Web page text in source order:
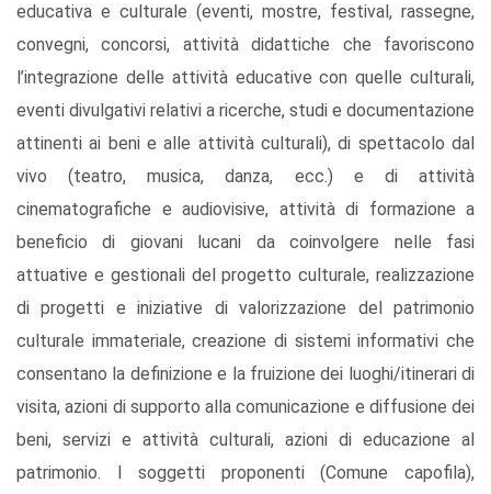
educativa e culturale (eventi, mostre, festival, rassegne,
convegni, concorsi, attività didattiche che favoriscono
l’integrazione delle attività educative con quelle culturali,
eventi divulgativi relativi a ricerche, studi e documentazione
attinenti ai beni e alle attività culturali), di spettacolo dal
vivo (teatro, musica, danza, ecc.) e di attività
cinematografiche e audiovisive, attività di formazione a
beneficio di giovani lucani da coinvolgere nelle fasi
attuative e gestionali del progetto culturale, realizzazione
di progetti e iniziative di valorizzazione del patrimonio
culturale immateriale, creazione di sistemi informativi che
consentano la definizione e la fruizione dei luoghi/itinerari di
visita, azioni di supporto alla comunicazione e diffusione dei
beni, servizi e attività culturali, azioni di educazione al
patrimonio. I soggetti proponenti (Comune capofila),